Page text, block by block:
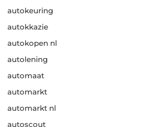
autokeuring
autokkazie
autokopen nl
autolening
automaat
automarkt
automarkt nl
autoscout